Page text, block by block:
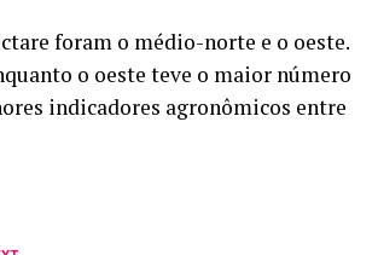
foram o médio-norte e o oeste.
o oeste teve o maior número
indicadores agronômicos entre